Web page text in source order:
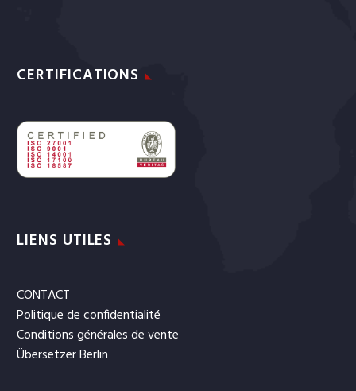
CERTIFICATIONS
LIENS UTILES
CONTACT
Politique de confidentialité
Conditions générales de vente
Übersetzer Berlin